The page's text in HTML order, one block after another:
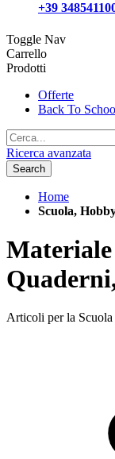
+39
Toggle Nav
Carrello
Prodotti
Offerte
Back To
Ricerca avanzata
Search
Home
Scuola,
Materiale
Articoli per la Scuola